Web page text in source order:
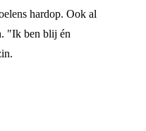
hardop. Ook al
"Ik ben blij én